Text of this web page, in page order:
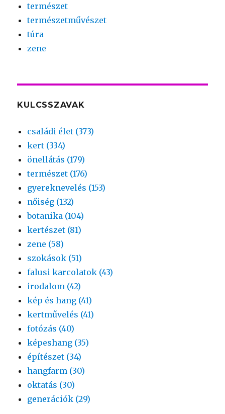
természet
természetművészet
túra
zene
KULCSSZAVAK
családi élet (373)
kert (334)
önellátás (179)
természet (176)
gyereknevelés (153)
nőiség (132)
botanika (104)
kertészet (81)
zene (58)
szokások (51)
falusi karcolatok (43)
irodalom (42)
kép és hang (41)
kertművelés (41)
fotózás (40)
képeshang (35)
építészet (34)
hangfarm (30)
oktatás (30)
generációk (29)